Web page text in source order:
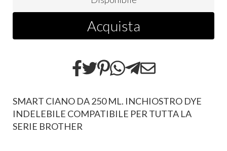
Acquista
SMART CIANO DA 250 ML. INCHIOSTRO DYE
INDELEBILE COMPATIBILE PER TUTTA LA
SERIE BROTHER